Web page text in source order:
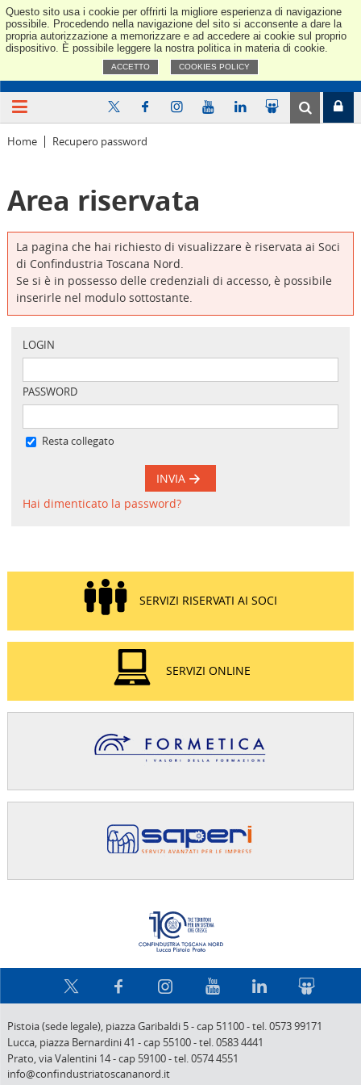
Questo sito usa i cookie per offrirti la migliore esperienza di navigazione
possibile. Procedendo nella navigazione del sito si acconsente a dare la
propria autorizzazione a memorizzare e ad accedere ai cookie sul proprio
dispositivo. È possibile leggere la nostra politica in materia di cookie.
ACCETTO COOKIES POLICY
Home Recupero password
Area riservata
La pagina che hai richiesto di visualizzare è riservata ai Soci
di Confindustria Toscana Nord.
Se si è in possesso delle credenziali di accesso, è possibile
inserirle nel modulo sottostante.
LOGIN
PASSWORD
Resta collegato
INVIA
Hai dimenticato la password?
SERVIZI RISERVATI AI SOCI
SERVIZI ONLINE
Pistoia (sede legale), piazza Garibaldi 5-cap 51100-tel. 0573 99171
Lucca, piazza Bernardini 41 -cap 55100-tel. 0583 4441
Prato,via Valentini 14-cap 59100-tel. 0574 4551
info@confindustriatoscananord.it